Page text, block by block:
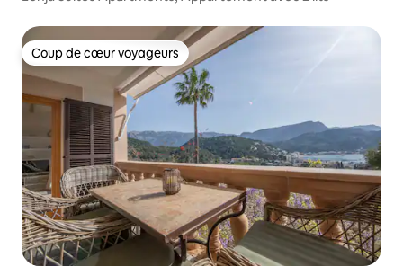
Coup de cœur voyageurs
Coup de cœur voyageurs